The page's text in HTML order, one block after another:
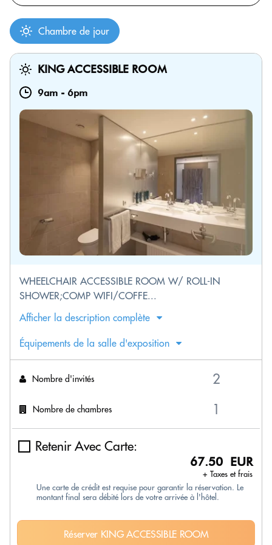
Chambre de jour
KING ACCESSIBLE ROOM
9am - 6pm
WHEELCHAIR ACCESSIBLE ROOM W/ ROLL-IN
SHOWER;COMP WIFI/COFFE...
Afficher la description complète
Équipements de la salle d'exposition
Nombre d'invités
Nombre de chambres
Retenir Avec Carte:
67.50 EUR
+ Taxes et frais
Une carte de crédit est requise pour garantir la réservation. Le
montant final sera débité lors de votre arrivée à l'hôtel.
Réserver KING ACCESSIBLE ROOM